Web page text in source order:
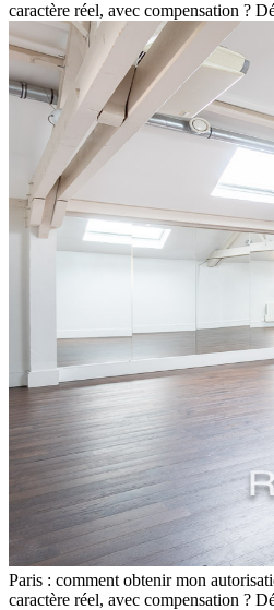
caractère réel, avec compensation ?
Paris : comment obtenir mon
caractère réel, avec compensation ?